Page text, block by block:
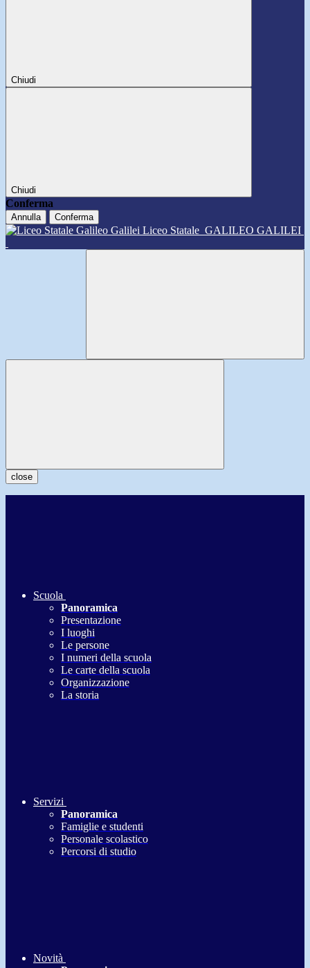
Chiudi
Chiudi
Conferma
Annulla Conferma
Liceo Statale GALILEO GALILEI
close
Scuola
Panoramica
Presentazione
I luoghi
Le persone
I numeri della scuola
Le carte della scuola
Organizzazione
La storia
Servizi
Panoramica
Famiglie e studenti
Personale scolastico
Percorsi di studio
Novità